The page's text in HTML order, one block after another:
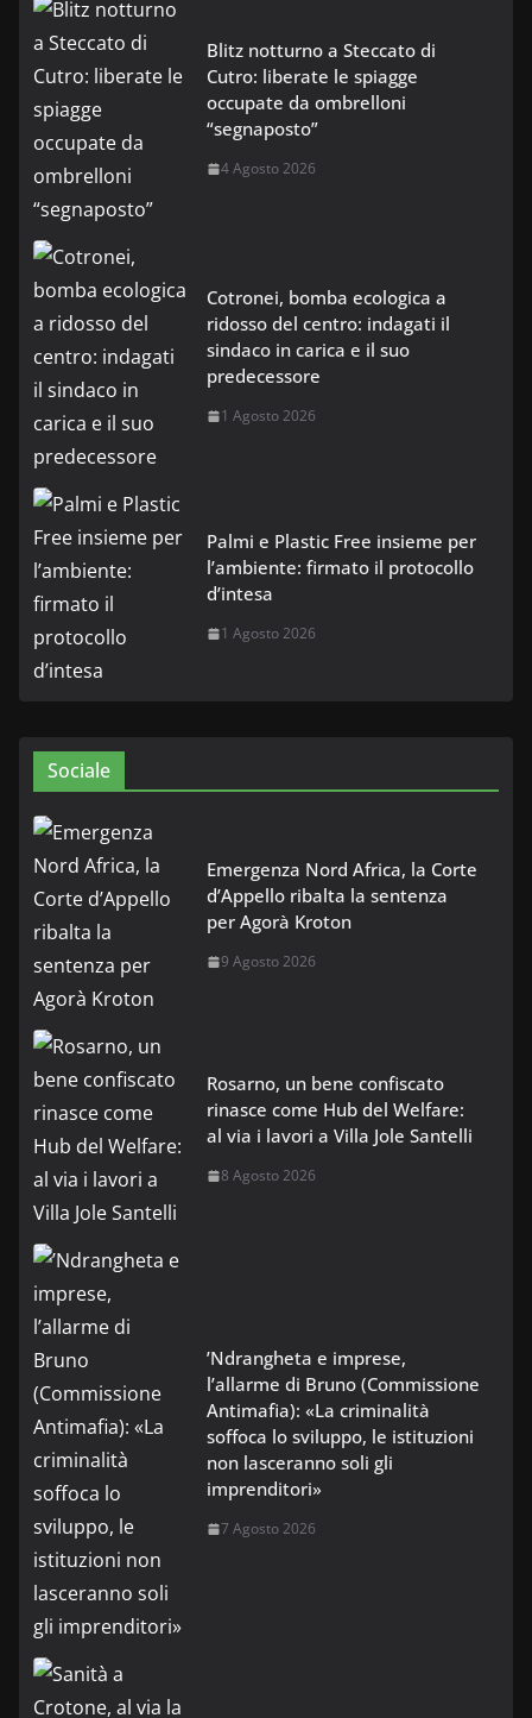
Blitz notturno a Steccato di
Cutro: liberate le spiagge
occupate da ombrelloni
“segnaposto”
4 Agosto 2026
Cotronei, bomba ecologica a
ridosso del centro: indagati il
sindaco in carica e il suo
predecessore
1 Agosto 2026
Palmi e Plastic Free insieme per
l’ambiente: firmato il protocollo
d’intesa
1 Agosto 2026
Sociale
Emergenza Nord Africa, la Corte
d’Appello ribalta la sentenza
per Agorà Kroton
9 Agosto 2026
Rosarno, un bene confiscato
rinasce come Hub del Welfare:
al via i lavori a Villa Jole Santelli
8 Agosto 2026
’Ndrangheta e imprese,
l’allarme di Bruno (Commissione
Antimafia): «La criminalità
soffoca lo sviluppo, le istituzioni
non lasceranno soli gli
imprenditori»
7 Agosto 2026